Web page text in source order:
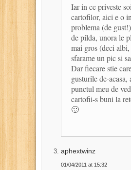
Iar in ce priveste
cartofilor, aici e o
problema (de
de pilda, unora le
mai gros (deci albi,
sfarame un pic si
Dar fiecare stie
gusturile de-acasa,
punctul meu de
cartofii-s buni la
🙂
aphextwinz
01/04/2011 at 15:32